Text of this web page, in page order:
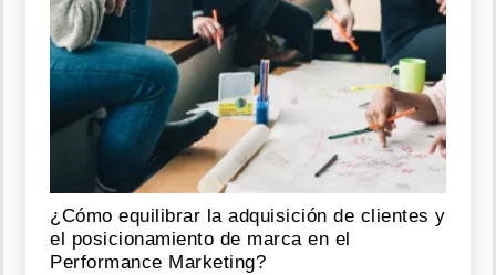
¿Cómo equilibrar la adquisición de clientes y
el posicionamiento de marca en el
Performance Marketing?